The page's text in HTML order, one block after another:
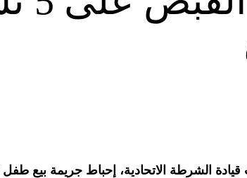
قيادة الشرطة الاتحادية، إحباط جريمة بيع